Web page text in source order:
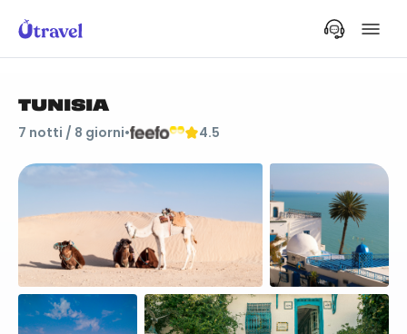
TUNISIA
7 notti / 8 giorni• 4.5